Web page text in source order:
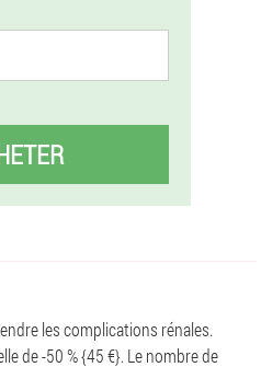
les complications rénales.
de -50 % {45 €}. Le nombre de